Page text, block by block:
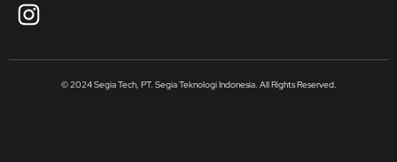
© 2024 Segia Tech, PT. Segia Teknologi Indonesia. All Rights Reserved.